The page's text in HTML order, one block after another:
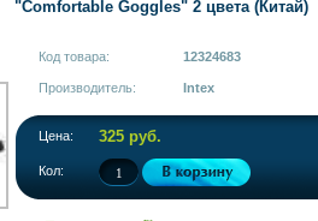
"Comfortable Goggles" 2 цвета (Китай)
Код товара: 12324683
Производитель: Intex
Цена: 325 руб.
Кол: